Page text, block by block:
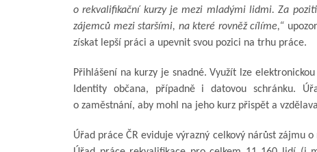
o rekvalifikační kurzy je mezi mladými lidmi. Za
zájemců mezi staršími, na které rovněž cílíme,“
získat lepší práci a upevnit svou pozici na trhu práce.
Přihlášení na kurzy je snadné. Využít lze
Identity občana, případně i datovou schránku.
o zaměstnání, aby mohl na jeho kurz přispět a
Úřad práce ČR eviduje výrazný celkový nárůst zájmu